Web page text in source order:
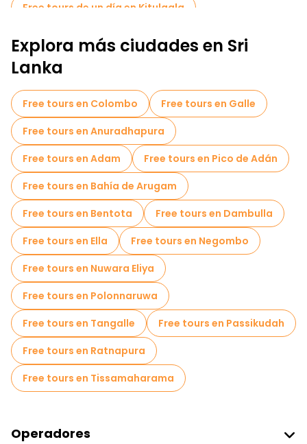
Free tours de un día en Kitulgala
Explora más ciudades en Sri
Lanka
Free tours en Colombo
Free tours en Galle
Free tours en Anuradhapura
Free tours en Adam
Free tours en Pico de Adán
Free tours en Bahía de Arugam
Free tours en Bentota
Free tours en Dambulla
Free tours en Ella
Free tours en Negombo
Free tours en Nuwara Eliya
Free tours en Polonnaruwa
Free tours en Tangalle
Free tours en Passikudah
Free tours en Ratnapura
Free tours en Tissamaharama
Operadores